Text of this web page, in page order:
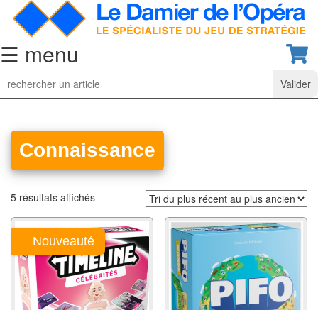
☰ menu
Jeu
d’Echecs
collection
classiques
Pièces
d’échecs
classiques
Connaissance
5 résultats affichés
Nouveauté